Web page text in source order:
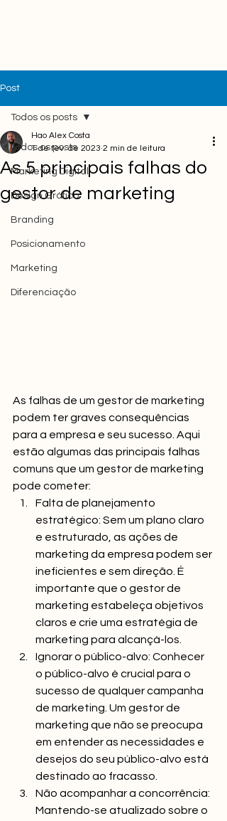
Post
Todos os posts
Marketing Digital
Design Gráfico
Branding
Posicionamento
Marketing
Diferenciação
Todos os posts
As 5 principais falhas do
gestor de marketing
Hao Alex Costa
1 de fev. de 2023 2 min de leitura
As falhas de um gestor de marketing
podem ter graves consequências
para a empresa e seu sucesso. Aqui
estão algumas das principais falhas
comuns que um gestor de marketing
pode cometer:
Falta de planejamento
estratégico: Sem um plano claro
e estruturado, as ações de
marketing da empresa podem ser
ineficientes e sem direção. É
importante que o gestor de
marketing estabeleça objetivos
claros e crie uma estratégia de
marketing para alcançá-los.
Ignorar o público-alvo: Conhecer
o público-alvo é crucial para o
sucesso de qualquer campanha
de marketing. Um gestor de
marketing que não se preocupa
em entender as necessidades e
desejos do seu público-alvo está
destinado ao fracasso.
Não acompanhar a concorrência:
Mantendo-se atualizado sobre o